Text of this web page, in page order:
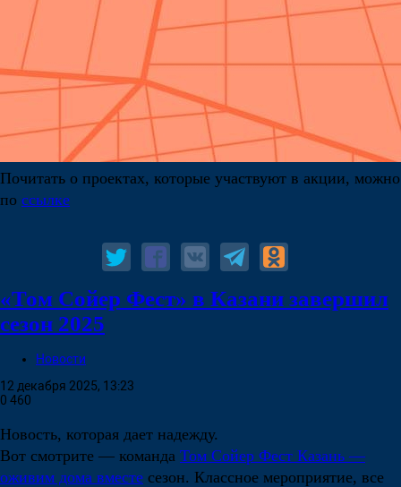
Почитать о проектах, которые участвуют в акции, можно
по ссылке
«Том Сойер Фест» в Казани завершил
сезон 2025
Новости
12 декабря 2025, 13:23
0 460
Новость, которая дает надежду.
Вот смотрите — команда Том Сойер Фест Казань —
оживим дома вместе сезон. Классное мероприятие, все